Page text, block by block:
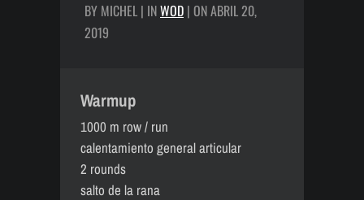
BY MICHEL | INWOD | ON ABRIL 20,
2019
Warmup
1000 m row / run
calentamiento general articular
2 rounds
salto de la rana